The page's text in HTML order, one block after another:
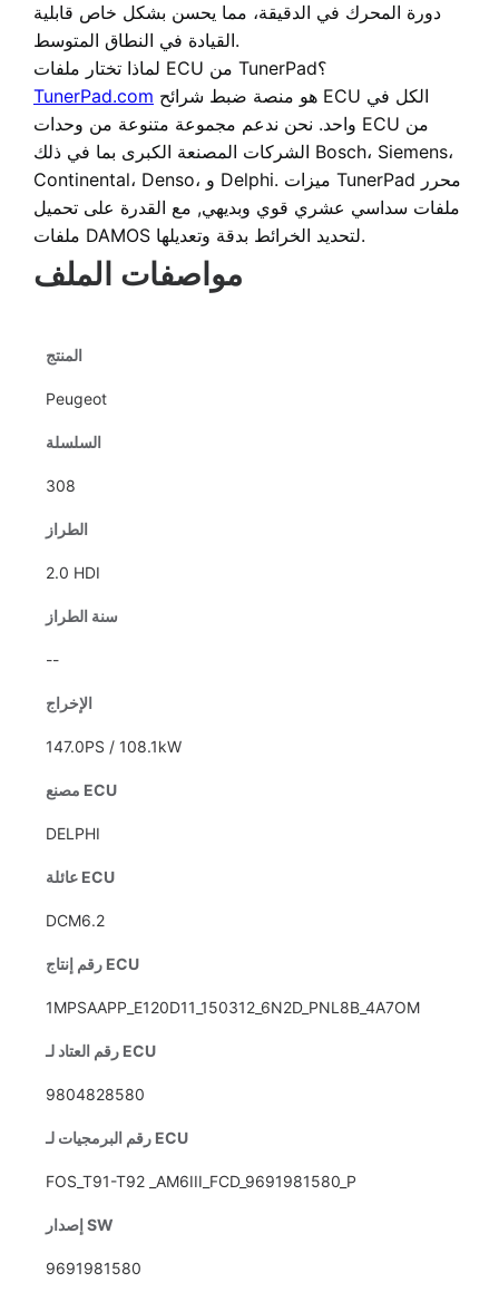
دورة المحرك في الدقيقة، مما يحسن بشكل خاص قابلية
القيادة في النطاق المتوسط.
لماذا تختار ملفات ECU من TunerPad؟
TunerPad.com
هو منصة ضبط شرائح ECU الكل في
واحد. نحن ندعم مجموعة متنوعة من وحدات ECU من
الشركات المصنعة الكبرى بما في ذلك Bosch، Siemens،
Continental، Denso، و Delphi. ميزات TunerPad محرر
ملفات سداسي عشري قوي وبديهي, مع القدرة على تحميل
ملفات DAMOS لتحديد الخرائط بدقة وتعديلها.
مواصفات الملف
المنتج
Peugeot
السلسلة
308
الطراز
2.0 HDI
سنة الطراز
--
الإخراج
147.0PS / 108.1kW
مصنع ECU
DELPHI
عائلة ECU
DCM6.2
رقم إنتاج ECU
1MPSAAPP_E120D11_150312_6N2D_PNL8B_4A7OM
رقم العتاد لـ ECU
9804828580
رقم البرمجيات لـ ECU
FOS_T91-T92 _AM6III_FCD_9691981580_P
إصدار SW
9691981580